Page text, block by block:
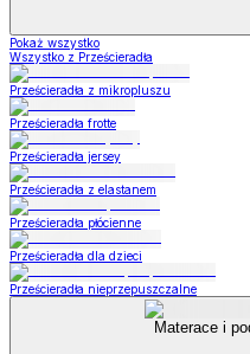
Pokaż wszystko
Wszystko z Prześcieradła
Prześcieradła z mikropluszu
Prześcieradła frotte
Prześcieradła jersey
Prześcieradła z elastanem
Prześcieradła płócienne
Prześcieradła dla dzieci
Prześcieradła nieprzepuszczalne
Materace i